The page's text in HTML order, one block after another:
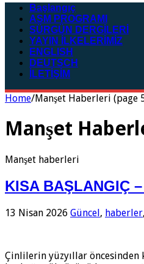
Başlangıç
ASM PROGRAMI
SÜRGÜN DERGİLERİ
YAYIN İLKELERİMİZ
ENGLISH
DEUTSCH
İLETİŞİM
Home/Manşet Haberleri (page
Manşet
Manşet haberleri
KISA BAŞLANGIÇ
13 Nisan 2026 Güncel, haberler,
Çinlilerin yüzyıllar öncesinden